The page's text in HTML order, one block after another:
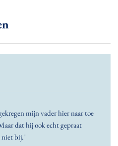
mijn vader hier naar toe
dat hij ook echt gepraat
niet bij."